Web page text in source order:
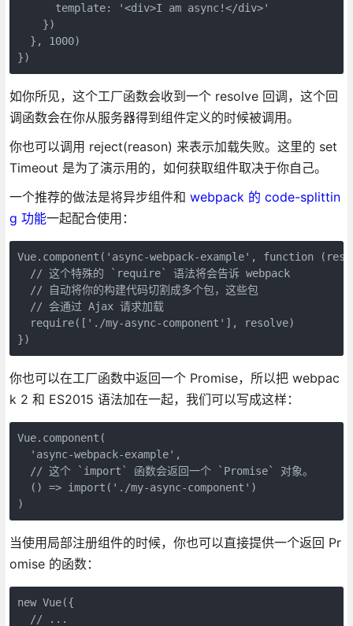
      template: '<div>I am async!</div>'
    })
  }, 1000)
如你所见，这个工厂函数会收到一个 resolve 回调，这个回
调函数会在你从服务器得到组件定义的时候被调用。
你也可以调用 reject(reason) 来表示加载失败。这里的 set
Timeout 是为了演示用的，如何获取组件取决于你自己。
一个推荐的做法是将异步组件和 webpack 的 code-splittin
g 功能一起配合使用：
Vue.component('async-webpack-example', function
  // 这个特殊的 `require` 语法将会告诉 webpack
  // 自动将你的构建代码切割成多个包，这些包
  // 会通过 Ajax 请求加载
  require(['./my-async-component'], resolve)
你也可以在工厂函数中返回一个 Promise，所以把 webpac
k 2 和 ES2015 语法加在一起，我们可以写成这样：
Vue.component(
  'async-webpack-example',
  // 这个 `import` 函数会返回一个 `Promise` 对象。
  () => import('./my-async-component')
当使用局部注册组件的时候，你也可以直接提供一个返回 Pr
omise 的函数：
new Vue({
  // ...